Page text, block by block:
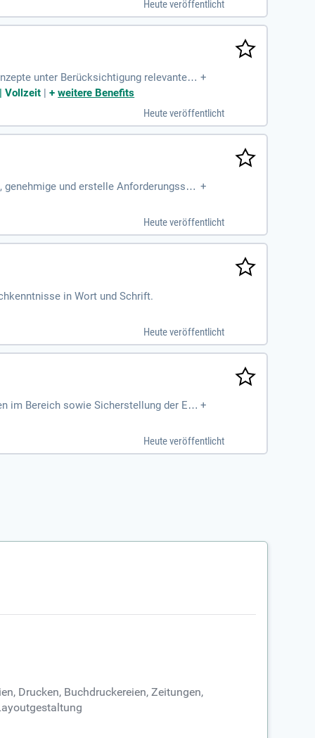
Unter der Leitung unseres
Sie sich selbst von unserer Expertise und
Heute veröffentlicht
unter Berücksichtigung relevanter K +
Vollzeit |+weitere Benefits
Heute veröffentlicht
und erstelle Anforderungsspe +
Heute veröffentlicht
in Wort und Schrift.
Heute veröffentlicht
im Bereich sowie Sicherstellung der Ein
und Layouterstellung
+
Heute veröffentlicht
Drucken, Buchdruckereien, Zeitungen,